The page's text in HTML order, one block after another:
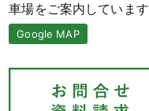
車場をご案内しています
Google MAP